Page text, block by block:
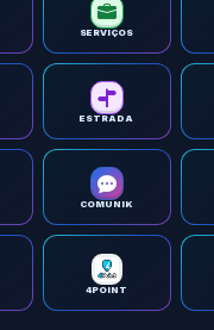
SERVIÇOS
ESTRADA
COMUNIK
4POINT